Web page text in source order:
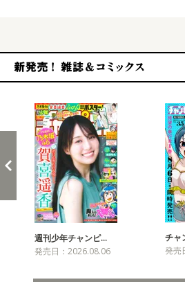
週刊少年チャンピ…
発売日：2026.08.06
チャ
発売